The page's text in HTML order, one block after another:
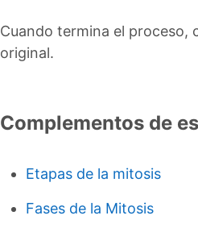
Cuando termina el proceso,
original.
Complementos de
Etapas de la mitosis
Fases de la Mitosis